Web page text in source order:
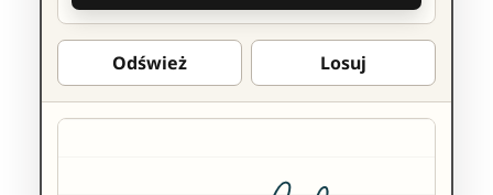
Odśwież Losuj